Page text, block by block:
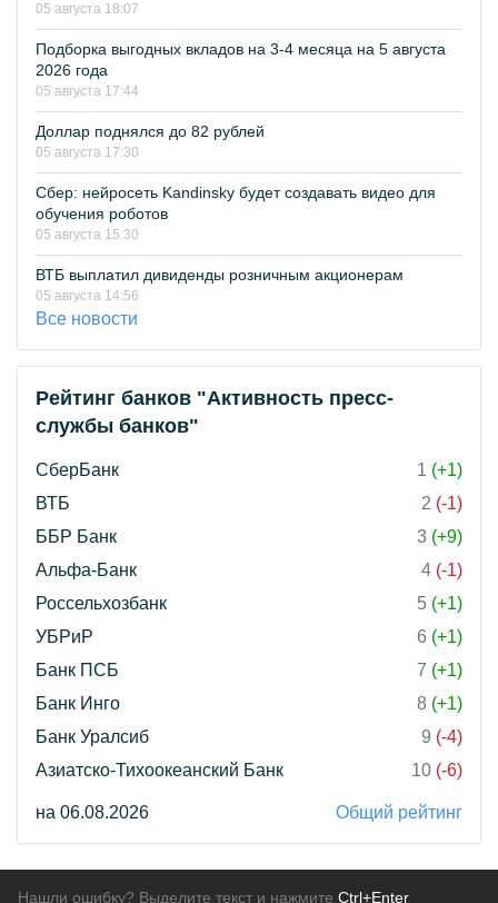
05 августа 18:07
Подборка выгодных вкладов на 3-4 месяца на 5 августа
2026 года
05 августа 17:44
Доллар поднялся до 82 рублей
05 августа 17:30
Сбер: нейросеть Kandinsky будет создавать видео для
обучения роботов
05 августа 15:30
ВТБ выплатил дивиденды розничным акционерам
05 августа 14:56
Все новости
Рейтинг банков "Активность пресс-
службы банков"
СберБанк 1 (+1)
ВТБ
2 (-1)
ББР Банк
3 (+9)
Альфа-Банк
4 (-1)
Россельхозбанк
5 (+1)
УБРиР
6 (+1)
Банк ПСБ
7 (+1)
Банк Инго
8 (+1)
Банк Уралсиб
9 (-4)
Азиатско-Тихоокеанский Банк
10 (-6)
на 06.08.2026 Общий рейтинг
Нашли ошибку? Выделите текст и нажмите Ctrl+Enter